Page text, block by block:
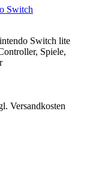
Switch
Switch lite
Spiele,
Versandkosten